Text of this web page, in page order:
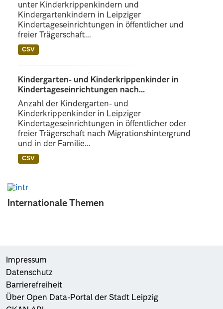
Internationale Themen
unter Kinderkrippenkindern und
Kindergartenkindern in Leipziger
Kindertageseinrichtungen in öffentlicher und
freier Trägerschaft...
CSV
Kindergarten- und Kinderkrippenkinder in
Kindertageseinrichtungen nach...
Anzahl der Kindergarten- und
Kinderkrippenkinder in Leipziger
Kindertageseinrichtungen in öffentlicher oder
freier Trägerschaft nach Migrationshintergrund
und in der Familie...
CSV
Impressum
Datenschutz
Barrierefreiheit
Über Open Data-Portal der Stadt Leipzig